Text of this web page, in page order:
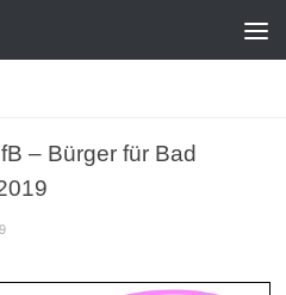
– Bürger für Bad